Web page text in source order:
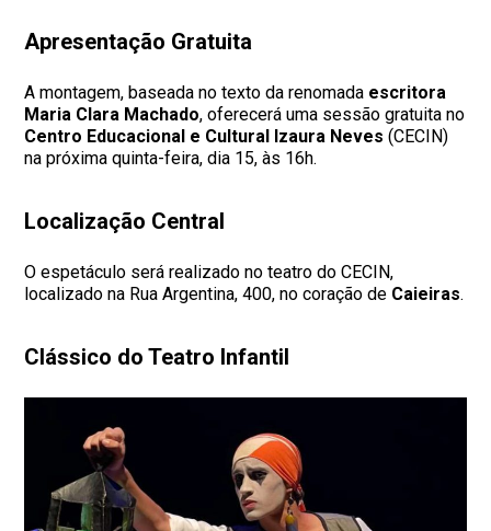
Apresentação Gratuita
A montagem, baseada no texto da renomada escritora
Maria Clara Machado, oferecerá uma sessão gratuita no
Centro Educacional e Cultural Izaura Neves (CECIN)
na próxima quinta-feira, dia 15, às 16h.
Localização Central
O espetáculo será realizado no teatro do CECIN,
localizado na Rua Argentina, 400, no coração de Caieiras.
Clássico do Teatro Infantil